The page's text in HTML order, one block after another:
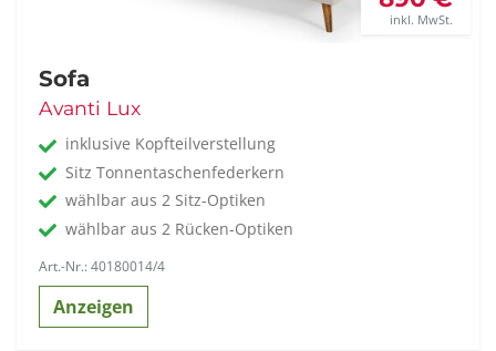
inkl. MwSt.
Sofa
Avanti Lux
inklusive Kopfteilverstellung
Sitz Tonnentaschenfederkern
wählbar aus 2 Sitz-Optiken
wählbar aus 2 Rücken-Optiken
Art.-Nr.: 40180014/4
Anzeigen